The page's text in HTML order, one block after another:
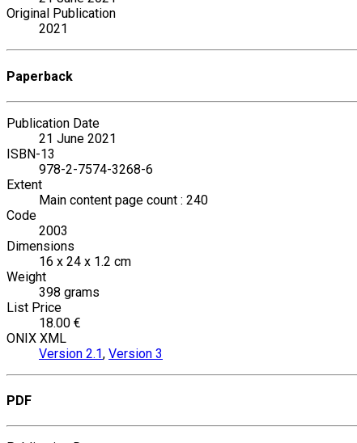
Original Publication
2021
Paperback
Publication Date
21 June 2021
ISBN-13
978-2-7574-3268-6
Extent
Main content page count : 240
Code
2003
Dimensions
16 x 24 x 1.2 cm
Weight
398 grams
List Price
18.00 €
ONIX XML
Version 2.1, Version 3
PDF